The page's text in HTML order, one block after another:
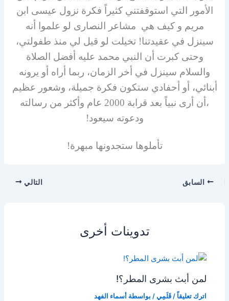
الأمور التي استوقفتني كثيراً فكرة نزول عيسى ابن
مريم و كيف هي مشاعر النصارى لو علموا أنه
سينزل في عقيدتنا! تخيلت لو قيل لي منذ طفولتي،
وحتى كبرت أن النبي محمد عليه أفضل الصلاة
والسلام سينزل في أخر الزمان، ربما أراه أو يرونه
أبنائي، أو أحفادي ستكون فكرة جميلة، وشعور عظيم
،أن أرى نبياً بعد قرابة 2000 عام وأكثر من رسالته
ودعوته سيعود!
تأملوها ستجدونها مبهرة!
السابق التالي
تدوينات أخرى
لمن أبث بشرى المطر؟!
اترك تعليقاً /قَلَمِي / بواسطة أسماء الفهد